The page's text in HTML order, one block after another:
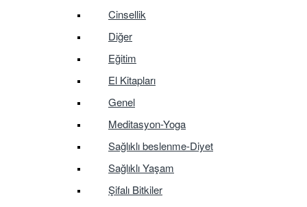
Cinsellik
Diğer
Eğitim
El Kitapları
Genel
Meditasyon-Yoga
Sağlıklı beslenme-Diyet
Sağlıklı Yaşam
Şifalı Bitkiler